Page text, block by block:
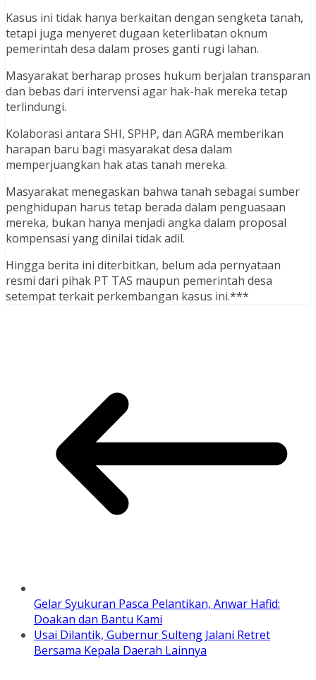
Kasus ini tidak hanya berkaitan dengan sengketa tanah,
tetapi juga menyeret dugaan keterlibatan oknum
pemerintah desa dalam proses ganti rugi lahan.
Masyarakat berharap proses hukum berjalan transparan
dan bebas dari intervensi agar hak-hak mereka tetap
terlindungi.
Kolaborasi antara SHI, SPHP, dan AGRA memberikan
harapan baru bagi masyarakat desa dalam
memperjuangkan hak atas tanah mereka.
Masyarakat menegaskan bahwa tanah sebagai sumber
penghidupan harus tetap berada dalam penguasaan
mereka, bukan hanya menjadi angka dalam proposal
kompensasi yang dinilai tidak adil.
Hingga berita ini diterbitkan, belum ada pernyataan
resmi dari pihak PT TAS maupun pemerintah desa
setempat terkait perkembangan kasus ini.***
Gelar Syukuran Pasca Pelantikan, Anwar Hafid:
Doakan dan Bantu Kami
Usai Dilantik, Gubernur Sulteng Jalani Retret
Bersama Kepala Daerah Lainnya